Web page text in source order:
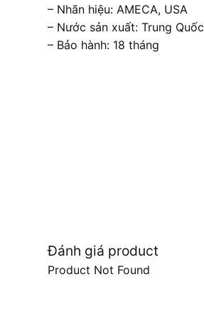
– Nhãn hiệu: AMECA, USA
– Nước sản xuất: Trung Quốc
– Bảo hành: 18 tháng
Đánh giá product
Product Not Found